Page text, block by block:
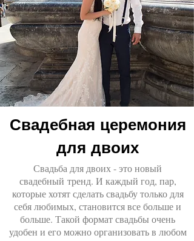
Свадебная церемония
для двоих
Свадьба для двоих - это новый
свадебный тренд. И каждый год, пар,
которые хотят сделать свадьбу только для
себя любимых, становится все больше и
больше. Такой формат свадьбы очень
удобен и его можно организовать в любом